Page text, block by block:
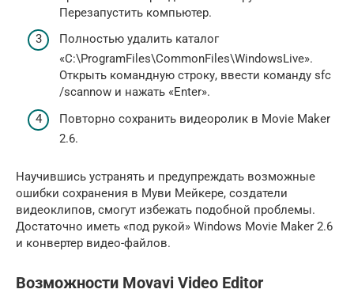
Перезапустить компьютер.
Полностью удалить каталог
«C:\ProgramFiles\CommonFiles\WindowsLive».
Открыть командную строку, ввести команду sfc
/scannow и нажать «Enter».
Повторно сохранить видеоролик в Movie Maker
2.6.
Научившись устранять и предупреждать возможные
ошибки сохранения в Муви Мейкере, создатели
видеоклипов, смогут избежать подобной проблемы.
Достаточно иметь «под рукой» Windows Movie Maker 2.6
и конвертер видео-файлов.
Возможности Movavi Video Editor